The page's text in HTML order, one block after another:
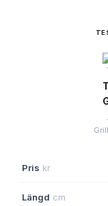
Pris kr
Längd cm